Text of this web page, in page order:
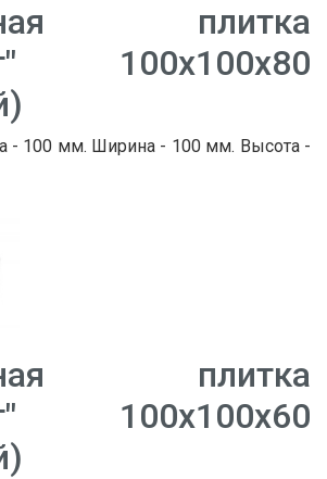
плитка
100х100х80
- 100 мм. Ширина - 100 мм. Высота -
плитка
100х100х60